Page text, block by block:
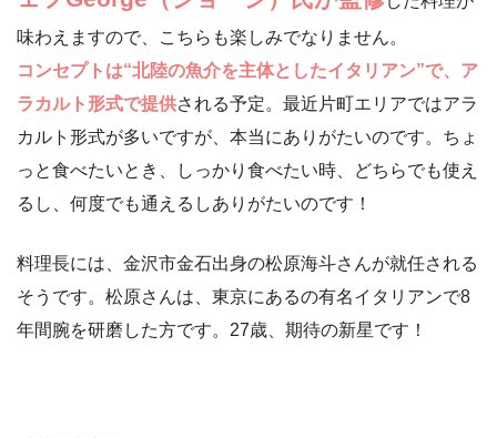
味わえますので、こちらも楽しみでなりません。
コンセプトは“北陸の魚介を主体としたイタリアン”で、ア
ラカルト形式で提供される予定。最近片町エリアではアラ
カルト形式が多いですが、本当にありがたいのです。ちょ
っと食べたいとき、しっかり食べたい時、どちらでも使え
るし、何度でも通えるしありがたいのです！
料理長には、金沢市金石出身の松原海斗さんが就任される
そうです。松原さんは、東京にあるの有名イタリアンで8
年間腕を研磨した方です。27歳、期待の新星です！